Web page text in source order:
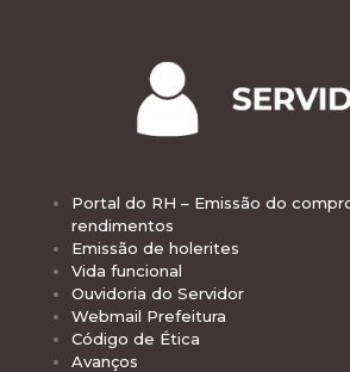
Portal do RH – Emissão do
rendimentos
Emissão de holerites
Vida funcional
Ouvidoria do Servidor
Webmail Prefeitura
Código de Ética
Avanços